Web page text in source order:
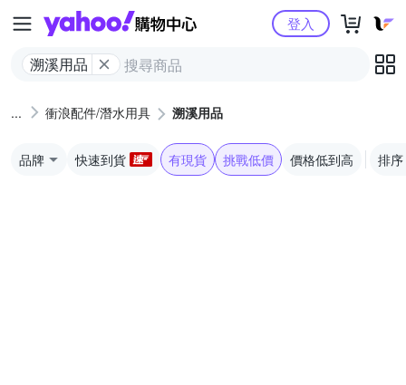
Yahoo購物中心
溯溪用品
登入
衝浪配件/潛水用具 溯溪用品
品牌 快速到貨 有現貨 挑戰低價 價格低到高 排序